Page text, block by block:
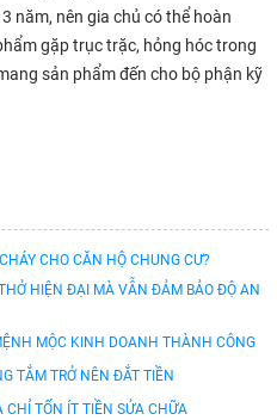
năm, nên gia chủ có thể hoàn
gặp trục trặc, hỏng hóc trong
sản phẩm đến cho bộ phận kỹ
CHO CĂN HỘ CHUNG CƯ?
HIỆN ĐẠI MÀ VẪN ĐẢM BẢO ĐỘ AN
MỘC KINH DOANH THÀNH CÔNG
TẮM TRỞ NÊN ĐẮT TIỀN
CHỈ TỐN ÍT TIỀN SỬA CHỮA